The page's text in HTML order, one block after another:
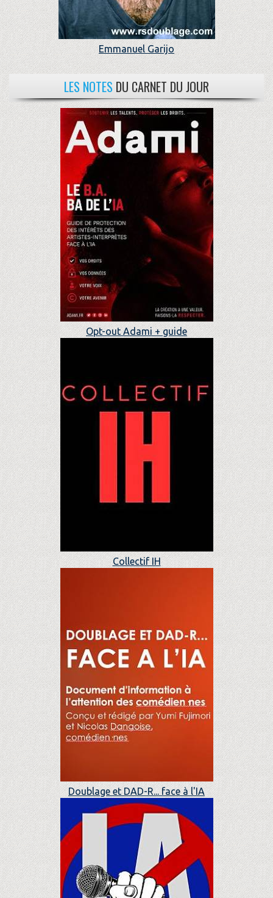
Emmanuel Garijo
LES NOTES DU CARNET DU JOUR
Opt-out Adami + guide
Collectif IH
Doublage et DAD-R... face à l'IA